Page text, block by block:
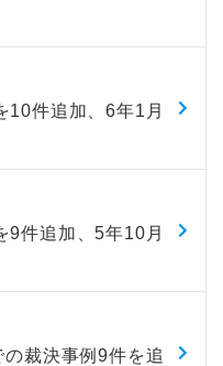
10件追加、6年1月
9件追加、5年10月
裁決事例9件を追